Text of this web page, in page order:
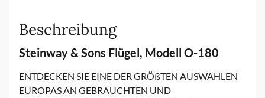
Beschreibung
Steinway & Sons Flügel, Modell O-180
ENTDECKEN SIE EINE DER GRÖßTEN AUSWAHLEN
EUROPAS AN GEBRAUCHTEN UND